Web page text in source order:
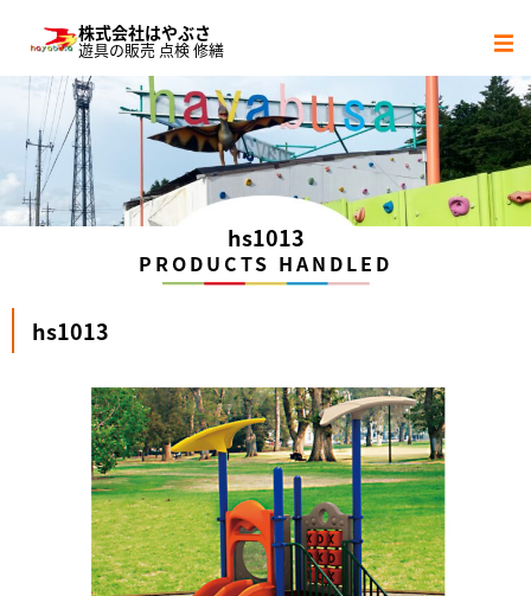
株式会社はやぶさ
遊具の販売 点検 修繕
サービス内容
社会貢献活動
会社概要
hs1013
PRODUCTS HANDLED
hs1013